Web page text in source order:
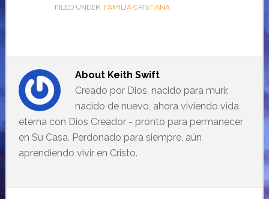
FILED UNDER: FAMILIA CRISTIANA
About Keith Swift
Creado por Dios, nacido para murir,
nacido de nuevo, ahora viviendo vida
eterna con Dios Creador - pronto para permanecer
en Su Casa. Perdonado para siempre, aún
aprendiendo vivir en Cristo.